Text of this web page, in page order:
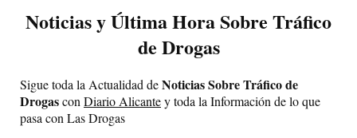
Noticias y Última Hora Sobre Tráfico
de Drogas
Sigue toda la Actualidad deNoticias Sobre Tráfico de
DrogasconDiario Alicantey toda la Información de lo que
pasa con Las Drogas